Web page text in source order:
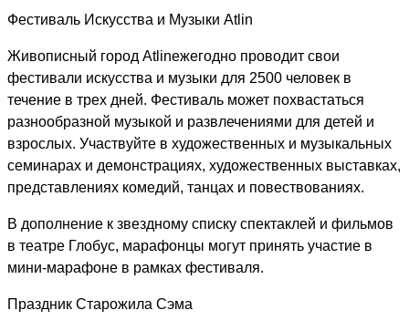
Фестиваль Искусства и Музыки Atlin
Живописный город Atlinежегодно проводит свои
фестивали искусства и музыки для 2500 человек в
течение в трех дней. Фестиваль может похвастаться
разнообразной музыкой и развлечениями для детей и
взрослых. Участвуйте в художественных и музыкальных
семинарах и демонстрациях, художественных выставках,
представлениях комедий, танцах и повествованиях.
В дополнение к звездному списку спектаклей и фильмов
в театре Глобус, марафонцы могут принять участие в
мини-марафоне в рамках фестиваля.
Праздник Старожила Сэма